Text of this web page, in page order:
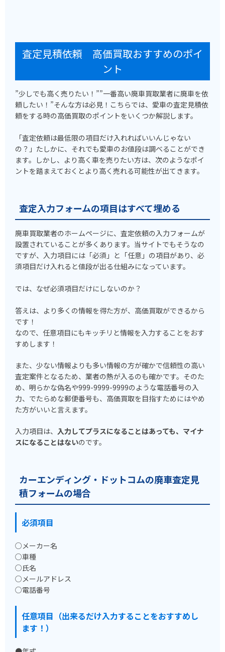
査定見積依頼 高価買取おすすめのポイ
ント
”少しでも高く売りたい！””一番高い廃車買取業者に廃車を依
頼したい！”そんな方は必見！こちらでは、愛車の査定見積依
頼をする時の高価買取のポイントをいくつか解説します。
「査定依頼は最低限の項目だけ入れればいいんじゃない
の？」たしかに、それでも愛車のお値段は調べることができ
ます。しかし、より高く車を売りたい方は、次のようなポイ
ントを踏まえておくとより高く売れる可能性が出てきます。
査定入力フォームの項目はすべて埋める
廃車買取業者のホームページに、査定依頼の入力フォームが
設置されていることが多くあります。当サイトでもそうなの
ですが、入力項目には「必須」と「任意」の項目があり、必
須項目だけ入れると値段が出る仕組みになっています。
では、なぜ必須項目だけにしないのか？
答えは、より多くの情報を得た方が、高価買取ができるから
です！
なので、任意項目にもキッチリと情報を入力することをおす
すめします！
また、少ない情報よりも多い情報の方が確かで信頼性の高い
査定案件となるため、業者の熱が入るのも確かです。そのた
め、明らかな偽名や999-9999-9999のような電話番号の入
力、でたらめな郵便番号も、高価買取を目指すためにはやめ
た方がいいと言えます。
入力項目は、 入力してプラスになることはあっても、マイナ
スになることはないのです。
カーエンディング・ドットコムの廃車査定見
積フォームの場合
必須項目
○メーカー名
○車種
○氏名
○メールアドレス
○電話番号
任意項目（出来るだけ入力することをおすすめし
ます！）